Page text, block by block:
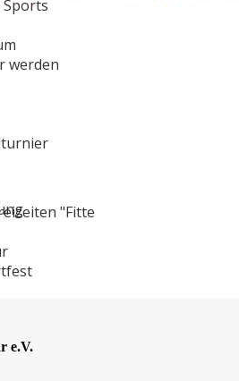
Sports
werden
"Fitte
e.V.